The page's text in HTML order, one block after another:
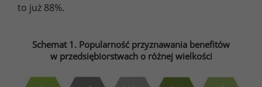
to już 88%.
Schemat 1. Popularność przyznawania benefitów
w przedsiębiorstwach o różnej wielkości